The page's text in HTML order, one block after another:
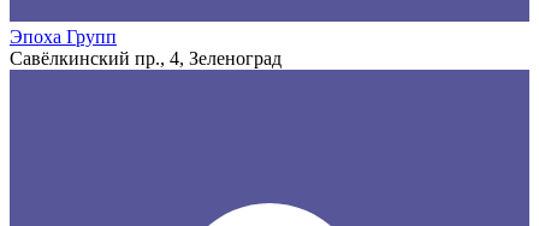
Эпоха Групп
Савёлкинский пр., 4, Зеленоград